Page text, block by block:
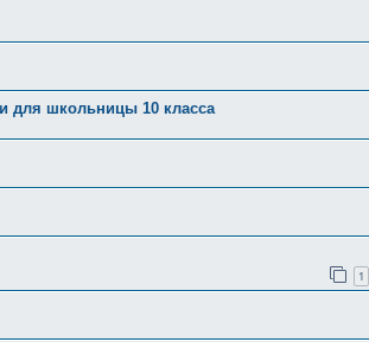
для школьницы 10 класса
1